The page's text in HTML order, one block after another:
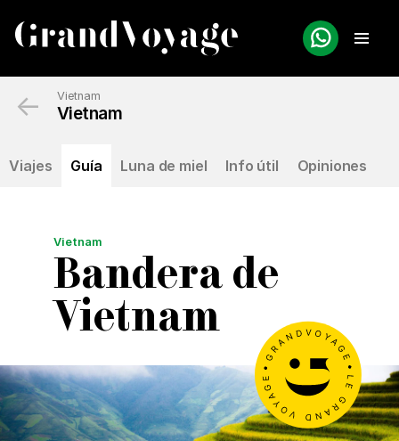
Vietnam
Vietnam
Viajes Guía Luna de miel Info útil Opiniones
←
Vietnam
Bandera de
Vietnam